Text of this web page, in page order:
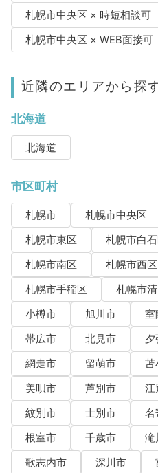
札幌市中央区 × 時短相談可
札幌市中央区 × WEB面接可
近隣のエリアから探
北海道
北海道
市区町村
札幌市 札幌市中央区
札幌市東区
札幌市白
札幌市南区
札幌市西区
札幌市手稲区
札幌市
小樽市
旭川市 室
帯広市
北見市 夕
網走市
留萌市 苫
美唄市
芦別市 江
紋別市
士別市 名
根室市
千歳市 滝
歌志内市
深川市